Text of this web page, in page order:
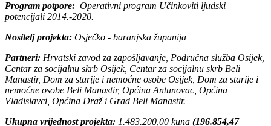
Program potpore: Operativni program Učinkoviti ljudski
potencijali 2014.-2020.
Nositelj projekta: Osječko - baranjska županija
Partneri: Hrvatski zavod za zapošljavanje, Područna služba Osijek,
Centar za socijalnu skrb Osijek, Centar za socijalnu skrb Beli
Manastir, Dom za starije i nemoćne osobe Osijek, Dom za starije i
nemoćne osobe Beli Manastir, Općina Antunovac, Općina
Vladislavci, Općina Draž i Grad Beli Manastir.
Ukupna vrijednost projekta: 1.483.200,00 kuna (196.854,47